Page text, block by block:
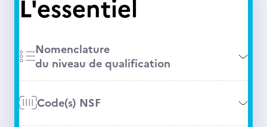
L'essentiel
Nomenclature
du niveau de qualification
Code(s) NSF